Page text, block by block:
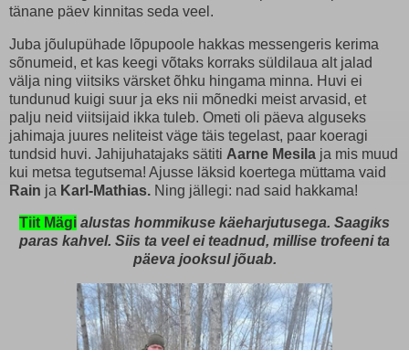
tänane päev kinnitas seda veel.
Juba jõulupühade lõpupoole hakkas messengeris kerima
sõnumeid, et kas keegi võtaks korraks süldilaua alt jalad
välja ning viitsiks värsket õhku hingama minna. Huvi ei
tundunud kuigi suur ja eks nii mõnedki meist arvasid, et
palju neid viitsijaid ikka tuleb. Ometi oli päeva alguseks
jahimaja juures neliteist väge täis tegelast, paar koeragi
tundsid huvi. Jahijuhatajaks sätiti Aarne Mesila ja mis muud
kui metsa tegutsema! Ajusse läksid koertega müttama vaid
Rain ja Karl-Mathias. Ning jällegi: nad said hakkama!
Tiit Mägi alustas hommikuse käeharjutusega. Saagiks
paras kahvel. Siis ta veel ei teadnud, millise trofeeni ta
päeva jooksul jõuab.